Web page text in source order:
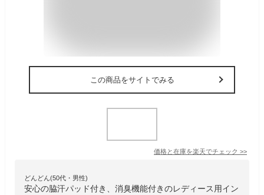
この商品をサイトでみる
価格と在庫を楽天でチェック >>
どんどん(50代・男性)
安心の脇汗パッド付き、消臭機能付きのレディース用イン